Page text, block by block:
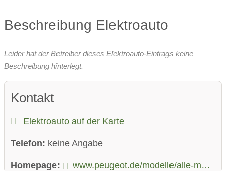
Beschreibung Elektroauto
Leider hat der Betreiber dieses Elektroauto-Eintrags keine
Beschreibung hinterlegt.
Kontakt
Elektroauto auf der Karte
Telefon: keine Angabe
Homepage: www.peugeot.de/modelle/alle-modelle/neuer-peugeot-208/neuer-e-208.html